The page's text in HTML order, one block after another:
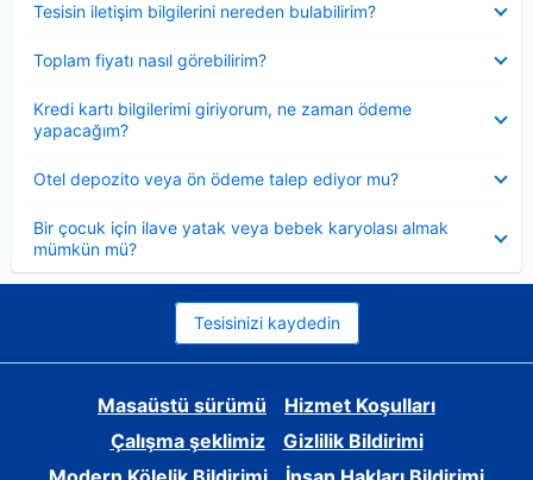
Tesisin iletişim bilgilerini nereden bulabilirim?
Toplam fiyatı nasıl görebilirim?
Kredi kartı bilgilerimi giriyorum, ne zaman ödeme
yapacağım?
Otel depozito veya ön ödeme talep ediyor mu?
Bir çocuk için ilave yatak veya bebek karyolası almak
mümkün mü?
Tesisinizi kaydedin
Masaüstü sürümü
Hizmet Koşulları
Çalışma şeklimiz
Gizlilik Bildirimi